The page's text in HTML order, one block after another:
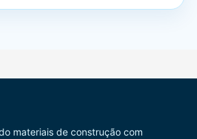
materiais de construção com